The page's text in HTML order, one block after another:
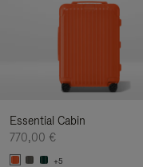
Essential Cabin
770,00 €
+5